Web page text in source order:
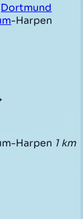
Dortmund
-Harpen
Harpen 1 km